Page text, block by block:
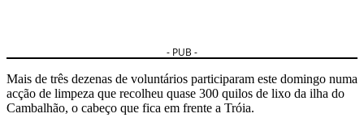
- PUB -
Mais de três dezenas de voluntários participaram este domingo numa
acção de limpeza que recolheu quase 300 quilos de lixo da ilha do
Cambalhão, o cabeço que fica em frente a Tróia.